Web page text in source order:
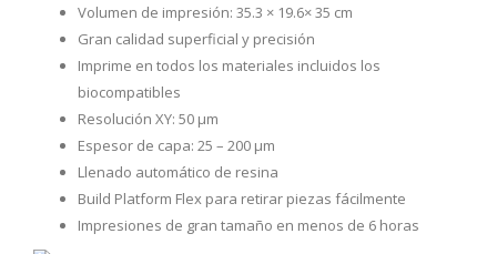
Volumen de impresión: 35.3 × 19.6× 35 cm
Gran calidad superficial y precisión
Imprime en todos los materiales incluidos los
biocompatibles
Resolución XY: 50 μm
Espesor de capa: 25 – 200 μm
Llenado automático de resina
Build Platform Flex para retirar piezas fácilmente
Impresiones de gran tamaño en menos de 6 horas